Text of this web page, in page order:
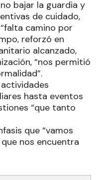
bajar la guardia y
de cuidado,
camino por
reforzó en
alcanzado,
“nos permitió
hasta eventos
“que tanto
que “vamos
nos encuentra